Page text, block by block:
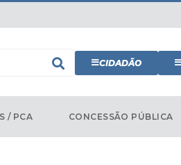
CIDADÃO
/ PCA CONCESSÃO PÚBLICA